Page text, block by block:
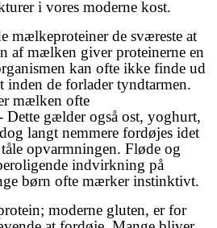
i vores moderne kost.
mælkeproteiner de sværeste at
af mælken giver proteinerne en
kan ofte ikke finde ud
inden de forlader tyndtarmen.
mælken ofte
Dette gælder også ost, yoghurt,
langt nemmere fordøjes idet
opvarmningen. Fløde og
indvirkning på
børn ofte mærker instinktivt.
moderne gluten, er for